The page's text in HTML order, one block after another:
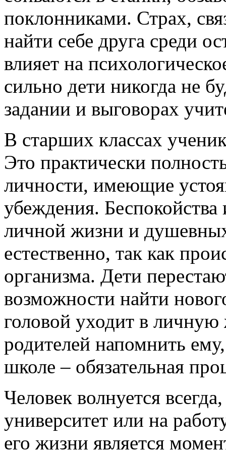
поклонниками. Страх,
найти себе друга среди
влияет на
сильно дети никогда не
задании и выговорах
В старших классах
Это практически
личности, имеющие
убеждения.
личной жизни и
естественно, так как
организма. Дети
возможности найти
головой уходит в личную
родителей напомнить
школе – обязательная
Человек волнуется
университет или на
его жизни является